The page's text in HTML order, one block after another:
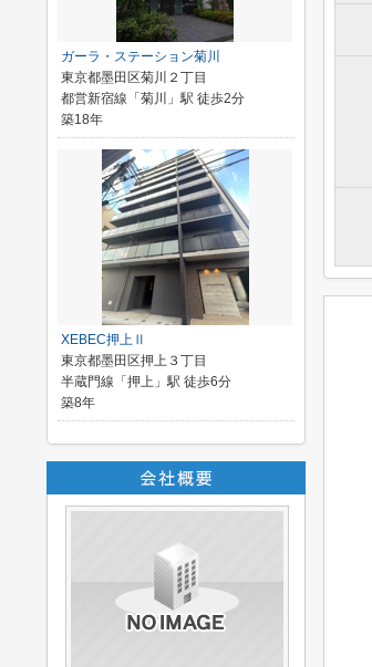
ガーラ・ステーション菊川
東京都墨田区菊川２丁目
都営新宿線「菊川」駅 徒歩2分
築18年
XEBEC押上Ⅱ
東京都墨田区押上３丁目
半蔵門線「押上」駅 徒歩6分
築8年